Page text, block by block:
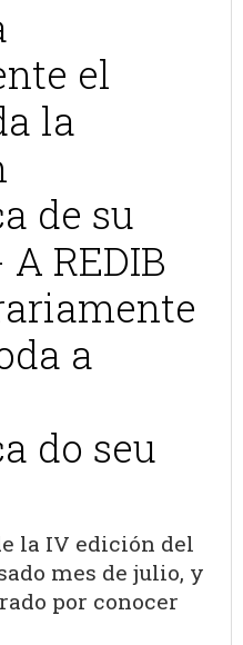
el
la
de su
REDIB
a
do seu
la IV edición del
mes de julio, y
por conocer